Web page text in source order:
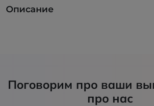
Описание
Поговорим про ваши
про нас